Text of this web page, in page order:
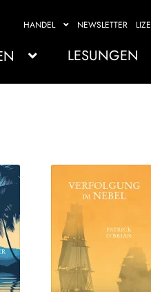
HANDEL NEWSLETTER
LESUNGEN